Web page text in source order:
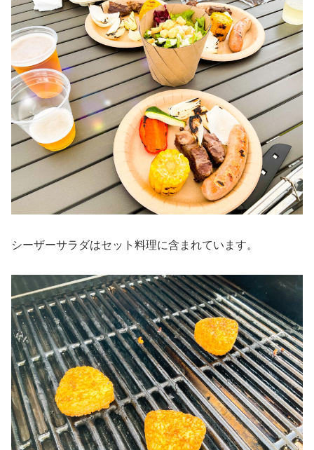
シーザーサラダはセット料理に含まれています。